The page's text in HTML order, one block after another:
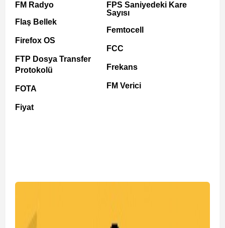
FM Radyo
Flaş Bellek
Firefox OS
FTP Dosya Transfer
Protokolü
FOTA
Fiyat
FPS Saniyedeki Kare
Sayısı
Femtocell
FCC
Frekans
FM Verici